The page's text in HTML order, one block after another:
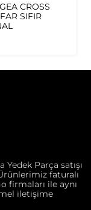
CROSS
SIFIR
Parça satışı
faturalı
firmaları ile aynı
iletişime